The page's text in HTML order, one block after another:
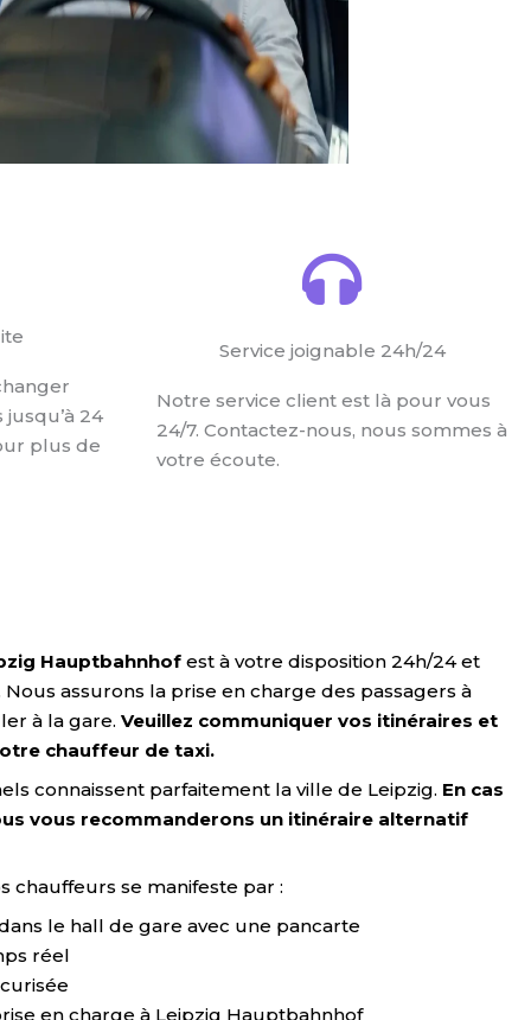
24
plus de
Service joignable 24h/24
Notre service client est là pour vous
24/7. Contactez-nous, nous sommes à
votre écoute.
Hauptbahnhof est à votre disposition 24h/24 et
Nous assurons la prise en charge des passagers à
à la gare. Veuillez communiquer vos itinéraires et
chauffeur de taxi.
connaissent parfaitement la ville de Leipzig. En cas
vous recommanderons un itinéraire alternatif
chauffeurs se manifeste par :
le hall de gare avec une pancarte
réel
en charge à Leipzig Hauptbahnhof